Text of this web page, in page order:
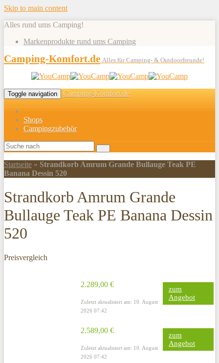
Skip to main content
Alles rund ums Camping!
Markenprodukte rund ums Camping
Camping-Komfort.de Alles für Camping- & Outdoorfreunde!
Toggle navigation Camping-Komfort.de
Shops
Campingzubehör
Startseite » Strandkorb Amrum Grande Bullauge Teak PE
Banana Dessin 520
Strandkorb Amrum Grande
Bullauge Teak PE Banana Dessin
520
Preisvergleich
2.289,00 €
Zuletzt aktualisiert am: 10. August
2026 07:42
zum
Angebot
2.589,00 €
Zuletzt aktualisiert am: 10. August
2026 07:42
zum
Angebot